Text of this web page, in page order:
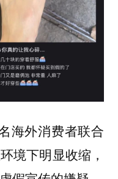
海外消费者联合
境下明显收缩，